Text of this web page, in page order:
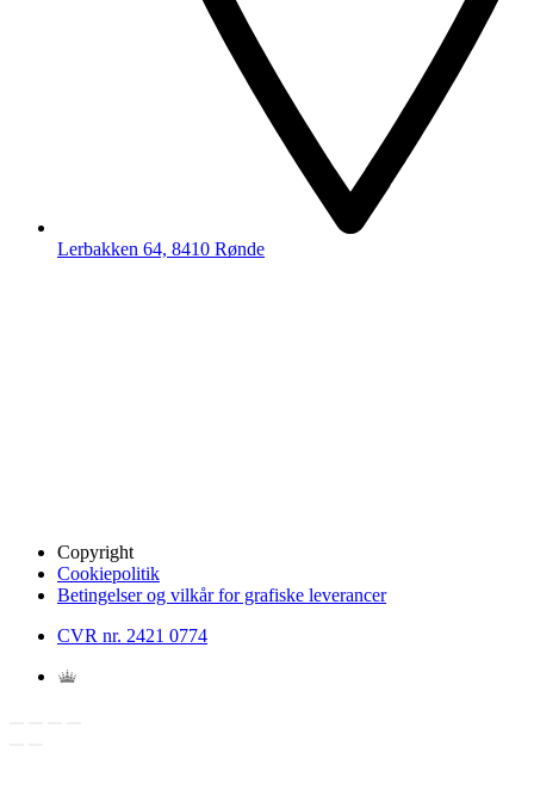
Lerbakken 64, 8410 Rønde
Copyright
Cookiepolitik
Betingelser og vilkår for grafiske leverancer
CVR nr. 2421 0774